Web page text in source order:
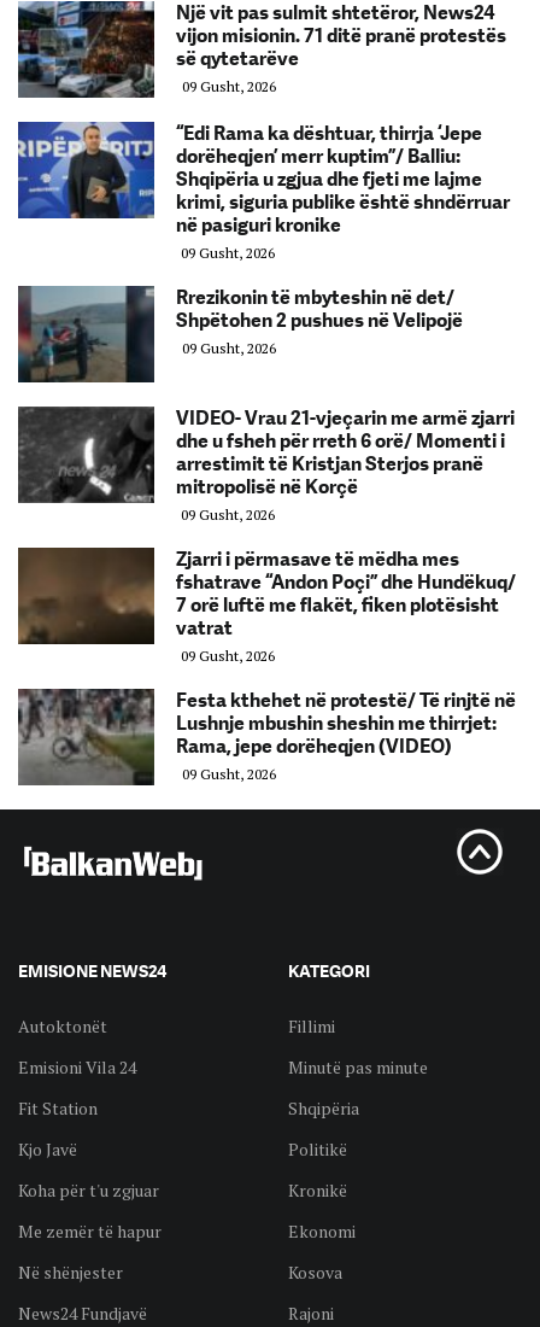
Një vit pas sulmit shtetëror, News24
vijon misionin. 71 ditë pranë protestës
së qytetarëve
09 Gusht, 2026
“Edi Rama ka dështuar, thirrja ‘Jepe
dorëheqjen’ merr kuptim”/ Balliu:
Shqipëria u zgjua dhe fjeti me lajme
krimi, siguria publike është shndërruar
në pasiguri kronike
09 Gusht, 2026
Rrezikonin të mbyteshin në det/
Shpëtohen 2 pushues në Velipojë
09 Gusht, 2026
VIDEO- Vrau 21-vjeçarin me armë zjarri
dhe u fsheh për rreth 6 orë/ Momenti i
arrestimit të Kristjan Sterjos pranë
mitropolisë në Korçë
09 Gusht, 2026
Zjarri i përmasave të mëdha mes
fshatrave “Andon Poçi” dhe Hundëkuq/
7 orë luftë me flakët, fiken plotësisht
vatrat
09 Gusht, 2026
Festa kthehet në protestë/ Të rinjtë në
Lushnje mbushin sheshin me thirrjet:
Rama, jepe dorëheqjen (VIDEO)
09 Gusht, 2026
EMISIONE NEWS24
Autoktonët
Emisioni Vila 24
Fit Station
Kjo Javë
Koha për t'u zgjuar
Me zemër të hapur
Në shënjester
News24 Fundjavë
KATEGORI
Fillimi
Minutë pas minute
Shqipëria
Politikë
Kronikë
Ekonomi
Kosova
Rajoni